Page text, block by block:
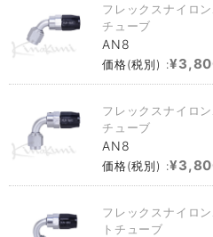
フレックスナイロ
チューブ
AN8
価格(税別) :
フレックスナイロ
チューブ
AN8
価格(税別) :
フレックスナイロ
トチューブ